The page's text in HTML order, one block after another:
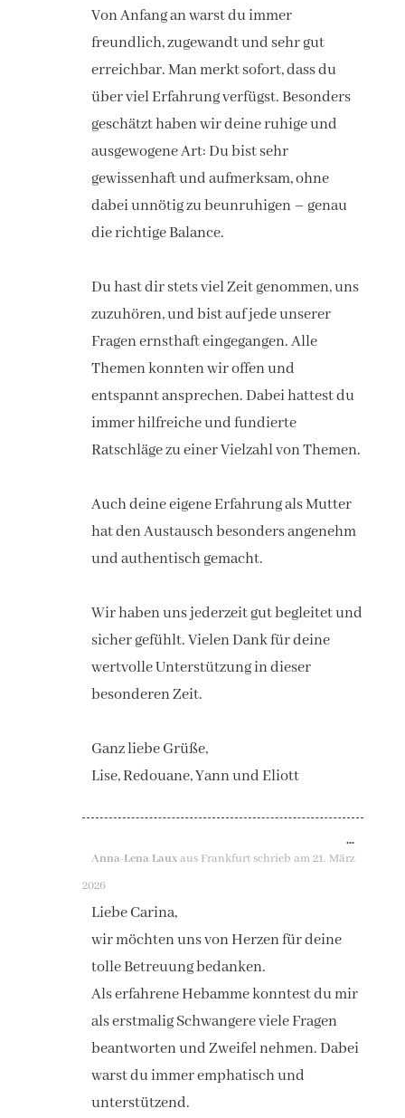
Von Anfang an warst du immer
freundlich, zugewandt und sehr gut
erreichbar. Man merkt sofort, dass du
über viel Erfahrung verfügst. Besonders
geschätzt haben wir deine ruhige und
ausgewogene Art: Du bist sehr
gewissenhaft und aufmerksam, ohne
dabei unnötig zu beunruhigen – genau
die richtige Balance.
Du hast dir stets viel Zeit genommen, uns
zuzuhören, und bist auf jede unserer
Fragen ernsthaft eingegangen. Alle
Themen konnten wir offen und
entspannt ansprechen. Dabei hattest du
immer hilfreiche und fundierte
Ratschläge zu einer Vielzahl von Themen.
Auch deine eigene Erfahrung als Mutter
hat den Austausch besonders angenehm
und authentisch gemacht.
Wir haben uns jederzeit gut begleitet und
sicher gefühlt. Vielen Dank für deine
wertvolle Unterstützung in dieser
besonderen Zeit.
Ganz liebe Grüße,
Lise, Redouane, Yann und Eliott
Anna-Lena Lauxaus Frankfurtschrieb am 21. März
2026
Liebe Carina,
wir möchten uns von Herzen für deine
tolle Betreuung bedanken.
Als erfahrene Hebamme konntest du mir
als erstmalig Schwangere viele Fragen
beantworten und Zweifel nehmen. Dabei
warst du immer emphatisch und
unterstützend.
...DIESE